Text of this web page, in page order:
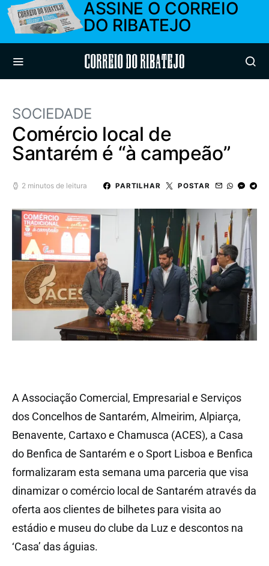
ASSINE O CORREIO
DO RIBATEJO
Correio do Ribatejo
SOCIEDADE
Comércio local de
Santarém é “à campeão”
2 minutos de leitura PARTILHAR POSTAR
A Associação Comercial, Empresarial e Serviços
dos Concelhos de Santarém, Almeirim, Alpiarça,
Benavente, Cartaxo e Chamusca (ACES), a Casa
do Benfica de Santarém e o Sport Lisboa e Benfica
formalizaram esta semana uma parceria que visa
dinamizar o comércio local de Santarém através da
oferta aos clientes de bilhetes para visita ao
estádio e museu do clube da Luz e descontos na
‘Casa’ das águias.